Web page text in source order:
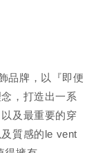
品牌，以『即便
，打造出一系
及最重要的穿
質感的le vent